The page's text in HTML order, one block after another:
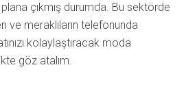
çıkmış durumda. Bu sektörde
ve meraklıların telefonunda
kolaylaştıracak moda
göz atalım.